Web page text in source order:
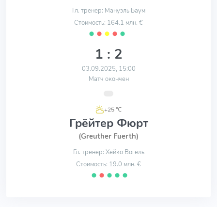
Гл. тренер: Мануэль Баум
Стоимость: 164.1 млн. €
⬤ ⬤ ⬤ ⬤ ⬤
1 : 2
03.09.2025, 15:00
Матч окончен
+25 ℃
Грёйтер Фюрт
(Greuther Fuerth)
Гл. тренер: Хейко Вогель
Стоимость: 19.0 млн. €
⬤ ⬤ ⬤ ⬤ ⬤